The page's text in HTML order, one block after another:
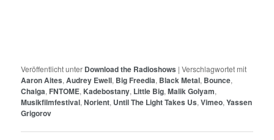
Veröffentlicht unter Download the Radioshows |Verschlagwortet mit
Aaron Aites,Audrey Ewell, Big Freedia, Black Metal, Bounce,
Chalga, FNTOME, Kadebostany, Little Big,Malik Golyam,
Musikfilmfestival,Norient, Until The Light Takes Us,Vimeo,Yassen
Grigorov